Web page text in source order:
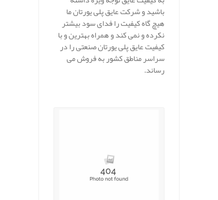
باشید و شرکت عایق پلی یورتان ما
هیچ گاه کیفیت را فدای سود بیشتر
نکرده و نمی کند و همراه بهترین و با
کیفیت عایق پلی یورتان صنعتی را در
سراسر مناطق کشور به فروش می
رساند.